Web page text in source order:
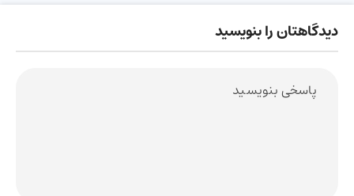
دیدگاهتان را بنویسید